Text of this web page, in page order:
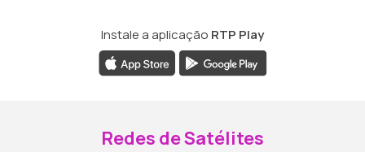
Instale a aplicação RTP Play
Redes de Satélites